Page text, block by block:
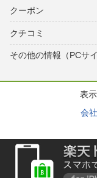
クーポン
クチコミ
その他の情報（PCサイ
表
会